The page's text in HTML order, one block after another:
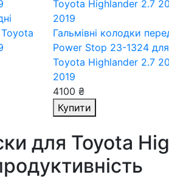
Гальмівні колодки
Power Stop 23-1324 для
Toyota Highlander 2.7
2019
4100 ₴
Купити
для Toyota